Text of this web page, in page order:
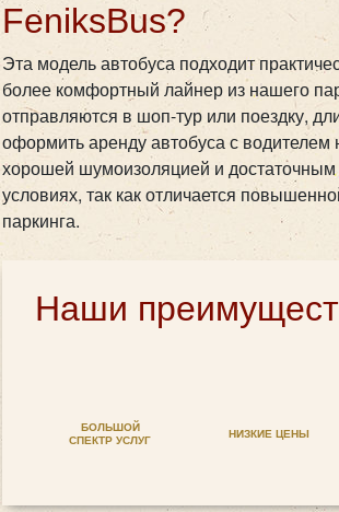
FeniksBus?
Эта модель автобуса подходит
более комфортный лайнер из нашего
отправляются в шоп-тур или поездку,
оформить аренду автобуса с
хорошей шумоизоляцией и
условиях, так как отличается
паркинга.
Наши
БОЛЬШОЙ
СПЕКТР УСЛУГ
НИЗКИЕ ЦЕНЫ